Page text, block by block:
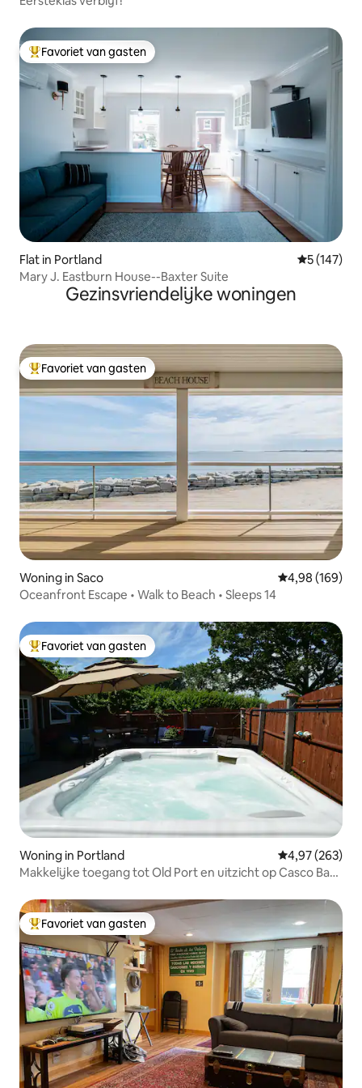
Topfavoriet van gasten
Favoriet van gasten
Flat in Portland
5 (147)
Mary J. Eastburn House--Baxter Suite
Gezinsvriendelijke woningen
Topfavoriet van gasten
Favoriet van gasten
Woning in Saco Gemiddelde
4,98 (169)
Oceanfront Escape • Walk to Beach • Sleeps 14
Topfavoriet van gasten
Favoriet van gasten
Woning in Portland Gemiddelde
4,97 (263)
Makkelijke toegang tot Old Port en uitzicht op Casco Bay,
Topfavoriet van gasten
Favoriet van gasten